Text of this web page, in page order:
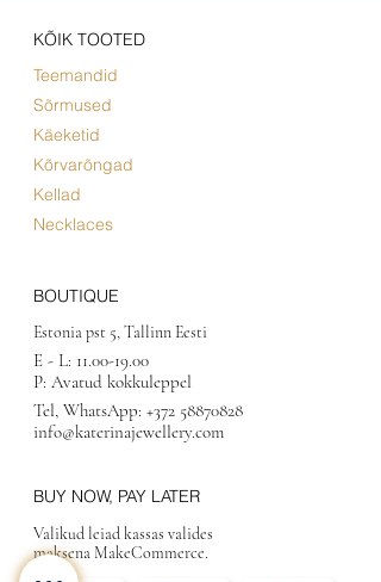
KÕIK TOOTED
Teemandid
Sõrmused
Käeketid
Kõrvarõngad
Kellad
Necklaces
BOUTIQUE
Estonia pst 5, Tallinn Eesti
E - L: 11.00-19.00
P: Avatud kokkuleppel
Tel, WhatsApp: +372 58870828
info@katerinajewellery.com
BUY NOW, PAY LATER
Valikud leiad kassas valides
maksena MakeCommerce.